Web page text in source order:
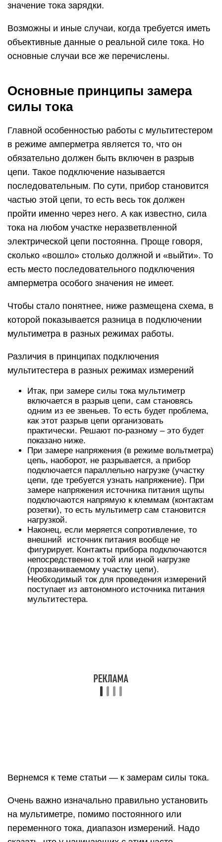
значение тока зарядки.
Возможны и иные случаи, когда требуется иметь
объективные данные о реальной силе тока. Но
основные случаи все же перечислены.
Основные принципы замера
силы тока
Главной особенностью работы с мультитестером
в режиме амперметра является то, что он
обязательно должен быть включен в разрыв
цепи. Такое подключение называется
последовательным. По сути, прибор становится
частью этой цепи, то есть весь ток должен
пройти именно через него. А как известно, сила
тока на любом участке неразветвленной
электрической цепи постоянна. Проще говоря,
сколько «вошло» столько должной и «выйти». То
есть место последовательного подключения
амперметра особого значения не имеет.
Чтобы стало понятнее, ниже размещена схема, в
которой показывается разница в подключении
мультиметра в разных режимах работы.
Различия в принципах подключения
мультитестера в разных режимах измерений
Итак, при замере силы тока мультиметр
включается в разрыв цепи, сам становясь
одним из ее звеньев. То есть будет проблема,
как этот разрыв цепи организовать
практически. Решают по-разному – это будет
показано ниже.
При замере напряжения (в режиме вольтметра)
цепь, наоборот, не разрывается, а прибор
подключается параллельно нагрузке (участку
цепи, где требуется узнать напряжение). При
замере напряжения источника питания щупы
подключаются напрямую к клеммам (контактам
розетки), то есть мультиметр сам становится
нагрузкой.
Наконец, если меряется сопротивление, то
внешний источник питания вообще не
фигурирует. Контакты прибора подключаются
непосредственно к той или иной нагрузке
(прозваниваемому участку цепи).
Необходимый ток для проведения измерений
поступает из автономного источника питания
мультитестера.
сказать, что у начинающих с этим часто
нет представления о возможной его величине в
цепи, следует с максимального диапазона
мультитестера. При необходимости можно,